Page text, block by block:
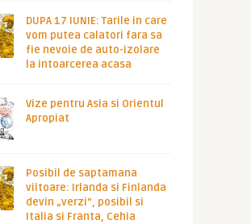
DUPA 17 IUNIE: Tarile in care
vom putea calatori fara sa
fie nevoie de auto-izolare
la intoarcerea acasa
Vize pentru Asia si Orientul
Apropiat
Posibil de saptamana
viitoare: Irlanda si Finlanda
devin „verzi”, posibil si
Italia si Franta, Cehia